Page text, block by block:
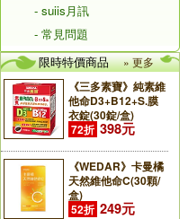
- suiis月訊
- 常見問題
限時特價商品
» 更多
《三多素寶》純素維
他命D3+B12+S.膜
衣錠(30錠/盒)
72折 398元
《WEDAR》卡曼橘
天然維他命C(30顆/
盒)
52折 249元